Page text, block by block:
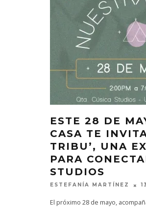
ESTE 28 DE
CASA TE
TRIBU’, UNA
PARA
STUDIOS
ESTEFANÍA MARTÍNEZ
El próximo 28 de mayo,